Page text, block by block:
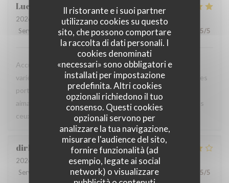
Il ristorante e i suoi partner
utilizzano cookies su questo
sito, che possono comportare
la raccolta di dati personali. I
cookies denominati
«necessari» sono obbligatori e
installati per impostazione
predefinita. Altri cookies
opzionali richiedono il tuo
consenso. Questi cookies
opzionali servono per
analizzare la tua navigazione,
misurare l'audience del sito,
fornire funzionalità (ad
esempio, legate ai social
network) o visualizzare
Luc
2026-08-06
- 18:45 - Ospiti 2
Servizio
Atmosfera :5/5 Cucina: 5/5 Qualità / Prezzo 5/5
Accueil chaleureux et professionnel, table agréable, carte
variée avec un bon choix de plats. Les produits sont frais, les
portions généreuses et le service est particulièrement
aimable. Une excellente adresse que je recommande à tous
ceux qui sont de passage dans la région.
dirk
2026-08-06
- 19:00 - Ospiti 2
Servizio
Atmosfera: 5/5 Cucina: 4/5 Qualità / Prezzo 5/5